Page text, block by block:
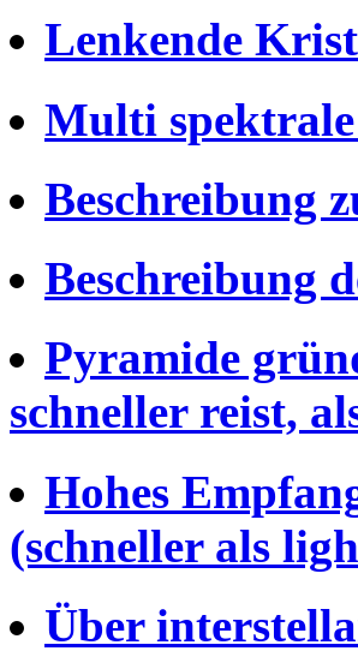
Lenkende
Multi
Beschreibung
Beschreibung
Pyramide
schneller reist,
Hohes
(schneller als
Über